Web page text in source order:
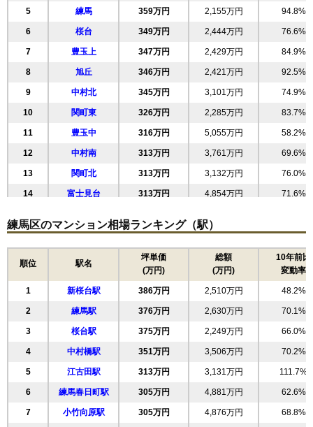
5 練馬 359万円 2,155万円 94.8%
6 桜台 349万円 2,444万円 76.6%
7 豊玉上 347万円 2,429万円 84.9%
8 旭丘 346万円 2,421万円 92.5%
9 中村北 345万円 3,101万円 74.9%
10 関町東 326万円 2,285万円 83.7%
11 豊玉中 316万円 5,055万円 58.2%
12 中村南 313万円 3,761万円 69.6%
13 関町北 313万円 3,132万円 76.0%
14 富士見台 313万円 4,854万円 71.6%
16 中村 298万円 5,367万円 64.3%
297万円 4,750万円 53.1%
289万円 4,625万円 57.4%
19 東大泉 286万円 5,154万円 57.5%
20 南田中 285万円 4,415万円 76.1%
21 平和台 283万円 5,087万円 61.4%
22 豊玉南 281万円 4,490万円 57.5%
23 錦 280万円 2,523万円 75.2%
24 早宮 278万円 5,009万円 58.5%
25 高野台 278万円 5,003万円 81.8%
練馬区のマンション相場ランキング（駅）
順位 駅名
坪単価
(万円)
総額
(万円)
10年前比
変動率
1 新桜台駅 386万円 2,510万円 48.2%
2 練馬駅 376万円 2,630万円 70.1%
3 桜台駅 375万円 2,249万円 66.0%
4 中村橋駅 351万円 3,506万円 70.2%
5 江古田駅 313万円 3,131万円 111.7%
6 練馬春日町駅 305万円 4,881万円 62.6%
7 小竹向原駅 305万円 4,876万円 68.8%